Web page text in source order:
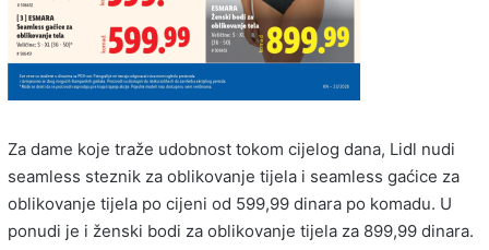
Za dame koje traže udobnost tokom cijelog dana, Lidl nudi
seamless steznik za oblikovanje tijela i seamless gaćice za
oblikovanje tijela po cijeni od 599,99 dinara po komadu. U
ponudi je i ženski bodi za oblikovanje tijela za 899,99 dinara.